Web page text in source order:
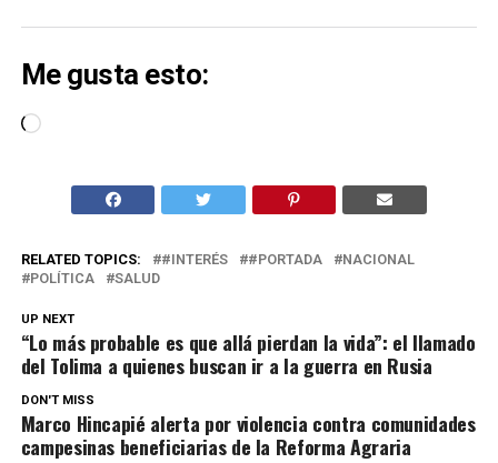
Me gusta esto:
Cargando...
RELATED TOPICS: #INTERÉS #PORTADA
NACIONAL
POLÍTICA
SALUD
UP NEXT
“Lo más probable es que allá pierdan la vida”: el llamado
del Tolima a quienes buscan ir a la guerra en Rusia
DON'T MISS
Marco Hincapié alerta por violencia contra comunidades
campesinas beneficiarias de la Reforma Agraria